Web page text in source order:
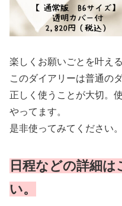
楽しくお願いごとを叶え
このダイアリーは普通の
正しく使うことが大切。
やってます。
是非使ってみてください。
日程などの詳細
い。